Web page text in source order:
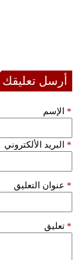
أرسل تعليقك
الإسم *
البريد الألكتروني *
عنوان التعليق *
تعليق *